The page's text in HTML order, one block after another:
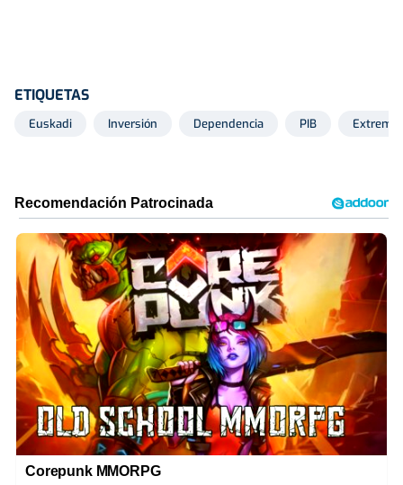
ETIQUETAS
Euskadi Inversión Dependencia PIB
Corepunk MMORPG